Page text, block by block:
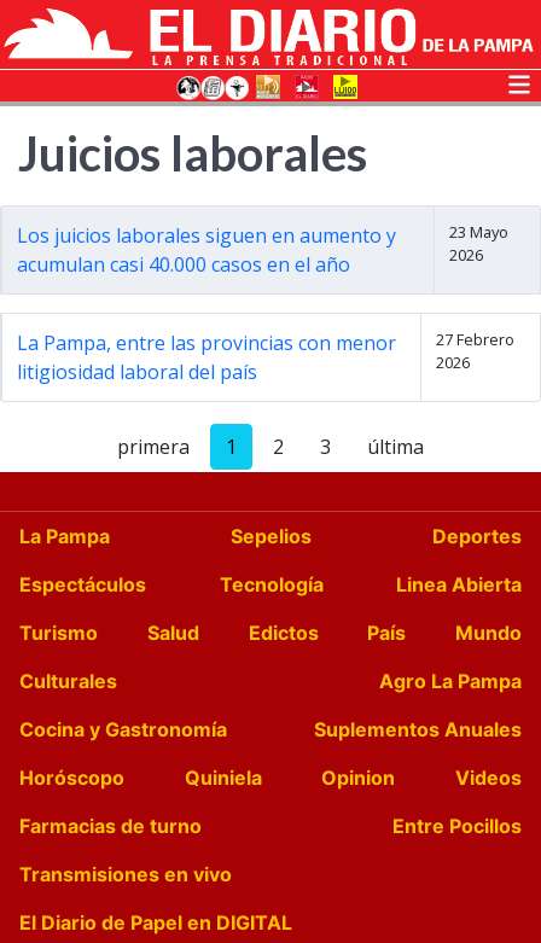
Juicios laborales
Los juicios laborales siguen en aumento y
acumulan casi 40.000 casos en el año
23 Mayo
2026
La Pampa, entre las provincias con menor
litigiosidad laboral del país
27 Febrero
2026
primera 1 2 3 última
La Pampa Sepelios
Deportes
Espectáculos
Tecnología
Linea Abierta
Turismo
Salud Edictos País
Mundo
Culturales
Agro La Pampa
Cocina y Gastronomía
Suplementos Anuales
Horóscopo
Quiniela Opinion
Videos
Farmacias de turno
Entre Pocillos
Transmisiones en vivo
El Diario de Papel en DIGITAL